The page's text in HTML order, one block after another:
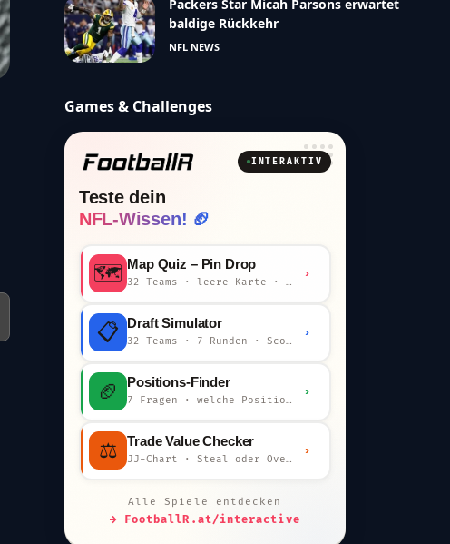
Packers Star Micah Parsons erwartet
baldige Rückkehr
NFL NEWS
Games & Challenges
INTERAKTIV
Teste dein
NFL-Wissen! 🏈
🗺️ Map Quiz – Pin Drop
32 Teams · leere Karte · km-Wertung
›
📋 Draft Simulator
32 Teams · 7 Runden · Scout-Kommentar
›
🏈 Positions-Finder
7 Fragen · welche Position bist du?
›
⚖️ Trade Value Checker
JJ-Chart · Steal oder Overpay?
›
Alle Spiele entdecken
→ FootballR.at/interactive